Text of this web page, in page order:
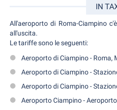
IN
All'aeroporto di Roma-Ciampino
all'uscita.
Le tariffe sono le seguenti:
Aeroporto di Ciampino - Roma,
Aeroporto di Ciampino -
Aeroporto di Ciampino -
Aeroporto Ciampino -